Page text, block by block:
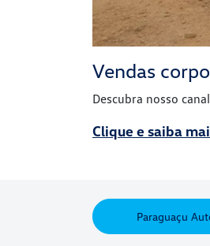
Vendas
Descubra nosso
Clique e saiba
Paraguaçu